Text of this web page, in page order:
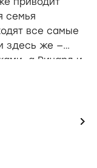
семья
все самые
здесь же —
а Ричард и
их время
icon